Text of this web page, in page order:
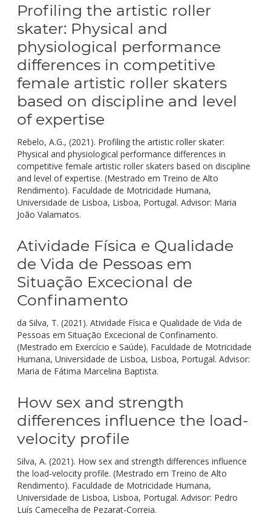
Profiling the artistic roller
skater: Physical and
physiological performance
differences in competitive
female artistic roller skaters
based on discipline and level
of expertise
Rebelo, A.G., (2021). Profiling the artistic roller skater:
Physical and physiological performance differences in
competitive female artistic roller skaters based on discipline
and level of expertise. (Mestrado em Treino de Alto
Rendimento). Faculdade de Motricidade Humana,
Universidade de Lisboa, Lisboa, Portugal. Advisor: Maria
João Valamatos.
Atividade Física e Qualidade
de Vida de Pessoas em
Situação Excecional de
Confinamento
da Silva, T. (2021). Atividade Física e Qualidade de Vida de
Pessoas em Situação Excecional de Confinamento.
(Mestrado em Exercício e Saúde). Faculdade de Motricidade
Humana, Universidade de Lisboa, Lisboa, Portugal. Advisor:
Maria de Fátima Marcelina Baptista.
How sex and strength
differences influence the load-
velocity profile
Silva, A. (2021). How sex and strength differences influence
the load-velocity profile. (Mestrado em Treino de Alto
Rendimento). Faculdade de Motricidade Humana,
Universidade de Lisboa, Lisboa, Portugal. Advisor: Pedro
Luís Camecelha de Pezarat-Correia.